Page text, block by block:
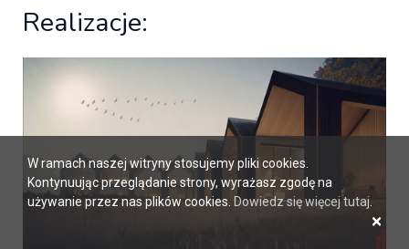
Realizacje:
W ramach naszej witryny stosujemy pliki cookies.
Kontynuując przeglądanie strony, wyrażasz zgodę na
używanie przez nas plików cookies. Dowiedz się więcej tutaj.
×